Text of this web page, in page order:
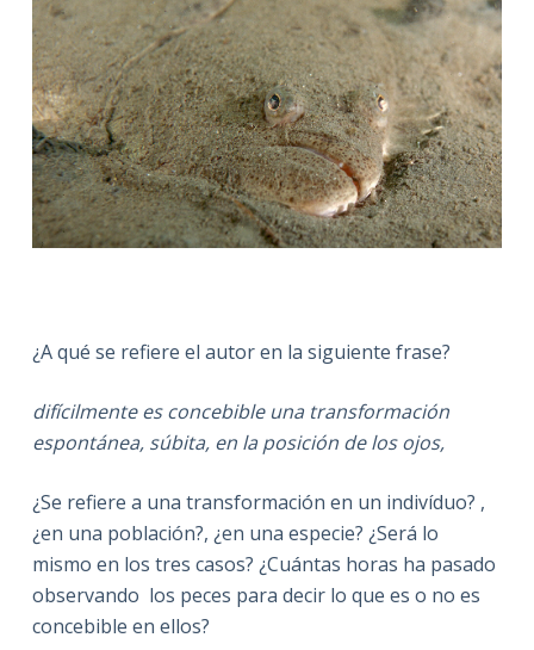
¿A qué se refiere el autor en la siguiente frase?
difícilmente es concebible una transformación
espontánea, súbita, en la posición de los ojos,
¿Se refiere a una transformación en un indivíduo? ,
¿en una población?, ¿en una especie? ¿Será lo
mismo en los tres casos? ¿Cuántas horas ha pasado
observando los peces para decir lo que es o no es
concebible en ellos?